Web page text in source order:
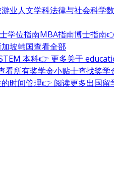
业人文学科法律与社会科学
学位指南MBA指南博士指南
坡韩国查看全部
本科👉 更多关于
看所有奖学金小贴士查找奖学
时间管理👉 阅读更多出国留